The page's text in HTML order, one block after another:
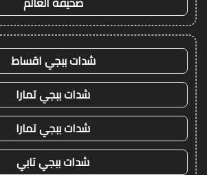
شدات ببجي اقساط
شدات ببجي تمارا
شدات ببجي تمارا
شدات ببجي تابي